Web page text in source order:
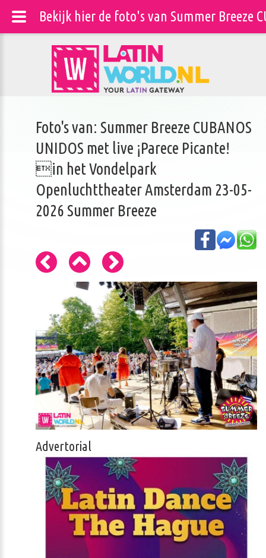
Foto's van: Summer Breeze CUBANOS
UNIDOS met live ¡Parece Picante!
in het Vondelpark
Openluchttheater Amsterdam 23-05-
2026 Summer Breeze
Advertorial
Bekijk hier de foto's van Summer Breeze